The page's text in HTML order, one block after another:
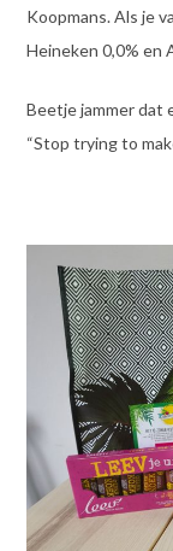
Koopmans. Als je
Heineken 0,0% en
Beetje jammer dat
“Stop trying to